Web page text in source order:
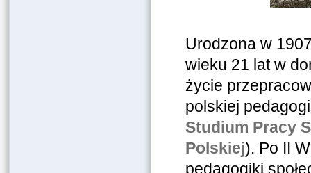
Urodzona w
wieku 21 lat w
życie
polskiej
Studium Pracy
Polskiej). Po II
pedagogiki